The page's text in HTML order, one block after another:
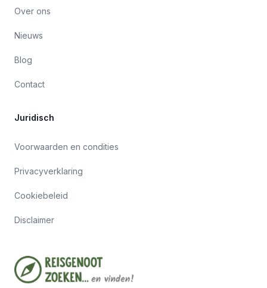
Over ons
Nieuws
Blog
Contact
Juridisch
Voorwaarden en condities
Privacyverklaring
Cookiebeleid
Disclaimer